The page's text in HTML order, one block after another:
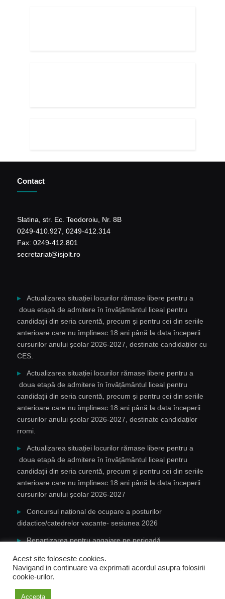
Contact
Slatina, str. Ec. Teodoroiu, Nr. 8B
0249-410.927, 0249-412.314
Fax: 0249-412.801
secretariat@isjolt.ro
Actualizarea situației locurilor rămase libere pentru a
doua etapă de admitere în învățământul liceal pentru
candidații din seria curentă, precum și pentru cei din seriile
anterioare care nu împlinesc 18 ani până la data începerii
cursurilor anului școlar 2026-2027, destinate candidaților cu
CES.
Actualizarea situației locurilor rămase libere pentru a
doua etapă de admitere în învățământul liceal pentru
candidații din seria curentă, precum și pentru cei din seriile
anterioare care nu împlinesc 18 ani până la data începerii
cursurilor anului școlar 2026-2027, destinate candidaților
rromi.
Actualizarea situației locurilor rămase libere pentru a
doua etapă de admitere în învățământul liceal pentru
candidații din seria curentă, precum și pentru cei din seriile
anterioare care nu împlinesc 18 ani până la data începerii
cursurilor anului școlar 2026-2027
Concursul național de ocupare a posturilor
didactice/catedrelor vacante- sesiunea 2026
Repartizarea pentru angajare pe perioadă
baza notelor/mediilor la concursurile naționale 2020-2026
Acest site foloseste cookies.
Navigand in continuare va exprimati acordul asupra folosirii
cookie-urilor.
Accepta